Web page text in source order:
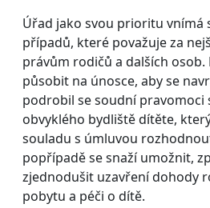
Úřad jako svou prioritu vnímá
případů, které považuje za
právům rodičů a dalších
působit na únosce, aby se
podrobil se soudní pravomoci
obvyklého bydliště dítěte,
souladu s úmluvou
popřípadě se snaží umožnit,
zjednodušit uzavření dohody
pobytu a péči o dítě.